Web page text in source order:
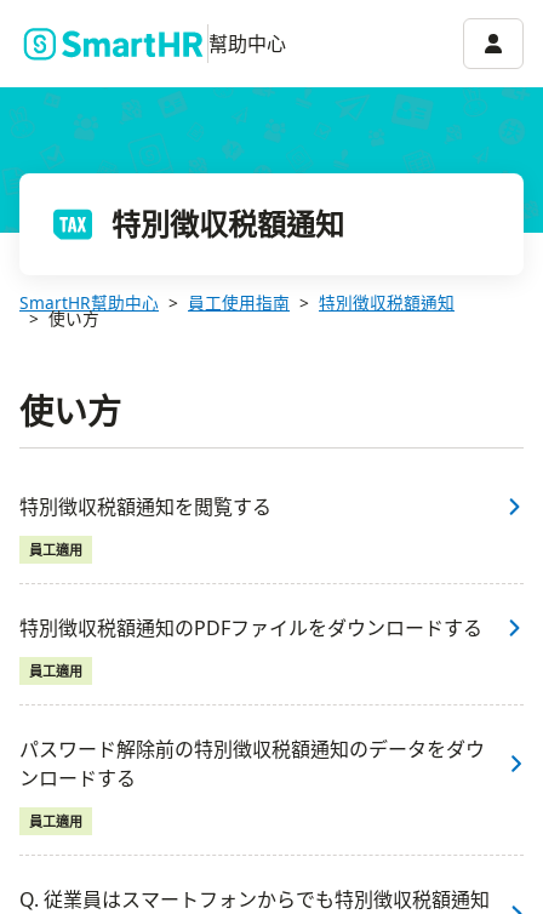
幫助中心 帳號
特別徴収税額通知
SmartHR幫助中心 員工使用指南 特別徴収税額通知
使い方
使い方
特別徴収税額通知を閲覧する
員工適用
特別徴収税額通知のPDFファイルをダウンロードする
員工適用
パスワード解除前の特別徴収税額通知のデータをダウ
ンロードする
員工適用
Q. 従業員はスマートフォンからでも特別徴収税額通知